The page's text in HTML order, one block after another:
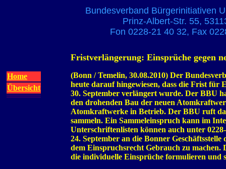
Bundesverband Bürgerinitiativen
Prinz-Albert-Str. 55,
Fon 0228-21 40 32, Fax
Home
Übersicht
Fristverlängerung: Einsprüche gegen
(Bonn / Temelin, 30.08.2010) Der
heute darauf hingewiesen, dass die Frist für
30. September verlängert wurde. Der BBU
den drohenden Bau der neuen
Atomkraftwerke in Betrieb. Der BBU ruft
sammeln. Ein Sammeleinspruch kann im
Unterschriftenlisten können auch unter
24. September an die Bonner
dem Einspruchsrecht Gebrauch zu
die individuelle Einsprüche formulieren und